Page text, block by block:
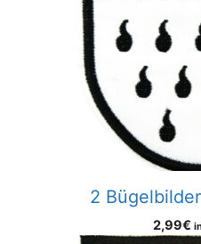
2
2,99€